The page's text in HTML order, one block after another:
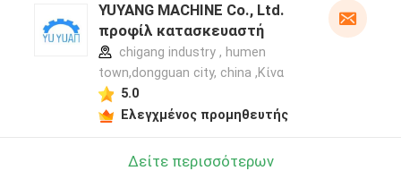
YUYANG MACHINE Co., Ltd.
προφίλ κατασκευαστή
chigang industry , humen
town,dongguan city, china ,Κίνα
5.0
Ελεγχμένος προμηθευτής
Δείτε περισσότερων